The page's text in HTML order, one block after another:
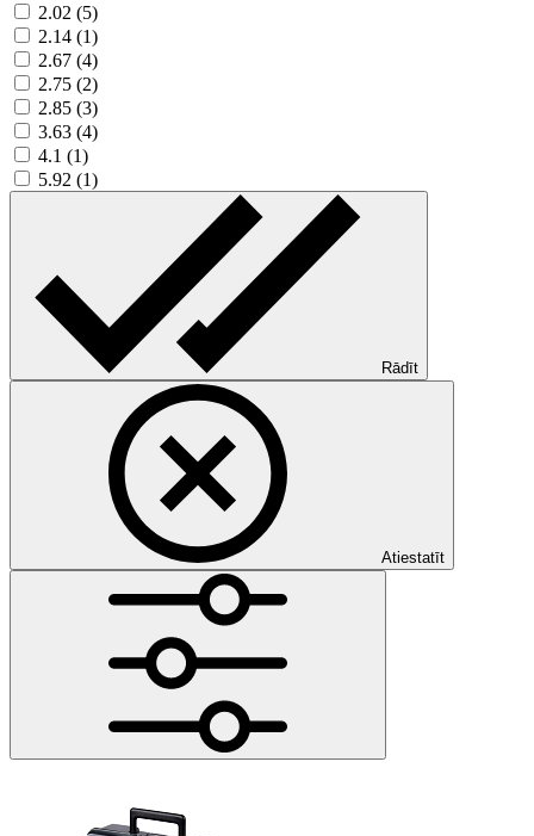
2.02 (5)
2.14 (1)
2.67 (4)
2.75 (2)
2.85 (3)
3.63 (4)
4.1 (1)
5.92 (1)
Rādīt
Atiestatīt